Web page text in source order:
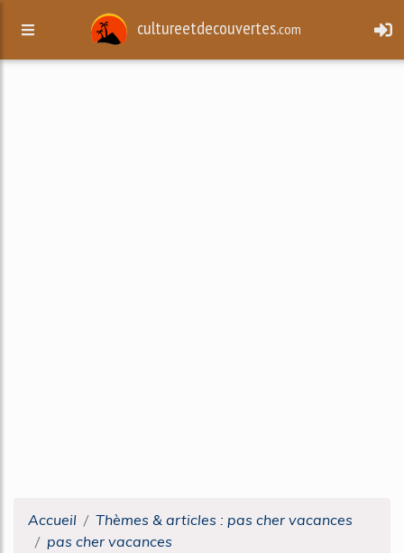
cultureetdecouvertes.com
Accueil
Thèmes & articles : pas cher vacances
pas cher vacances